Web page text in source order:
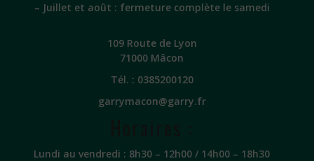
– Juillet et août : fermeture complète le samedi
109 Route de Lyon
71000 Mâcon
Tél. : 0385200120
garrymacon@garry.fr
Lundi au vendredi : 8h30 – 12h00 / 14h00 – 18h30